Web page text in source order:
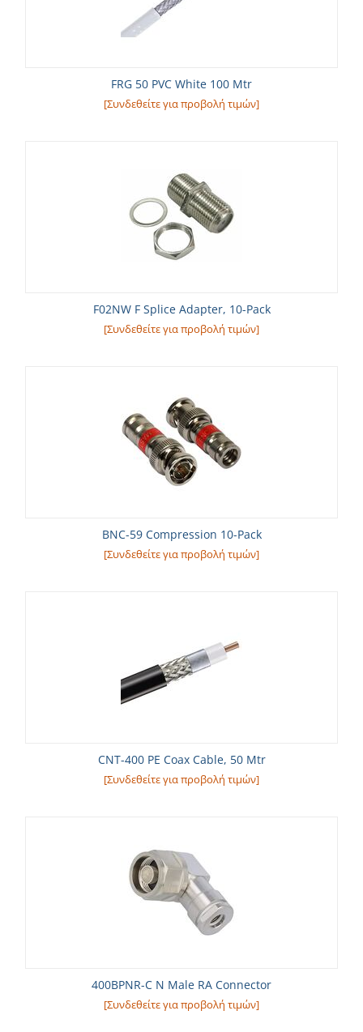
FRG 50 PVC White 100 Mtr
[Συνδεθείτε για προβολή τιμών]
F02NW F Splice Adapter, 10-Pack
[Συνδεθείτε για προβολή τιμών]
BNC-59 Compression 10-Pack
[Συνδεθείτε για προβολή τιμών]
CNT-400 PE Coax Cable, 50 Mtr
[Συνδεθείτε για προβολή τιμών]
400BPNR-C N Male RA Connector
[Συνδεθείτε για προβολή τιμών]